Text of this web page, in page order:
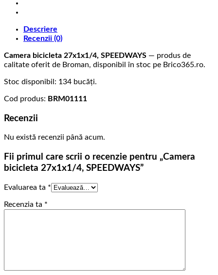
Descriere
Recenzii (0)
Camera bicicleta 27x1x1/4, SPEEDWAYS — produs de
calitate oferit de Broman, disponibil în stoc pe Brico365.ro.
Stoc disponibil: 134 bucăți.
Cod produs: BRM01111
Recenzii
Nu există recenzii până acum.
Fii primul care scrii o recenzie pentru „Camera
bicicleta 27x1x1/4, SPEEDWAYS”
Evaluarea ta *
Recenzia ta *